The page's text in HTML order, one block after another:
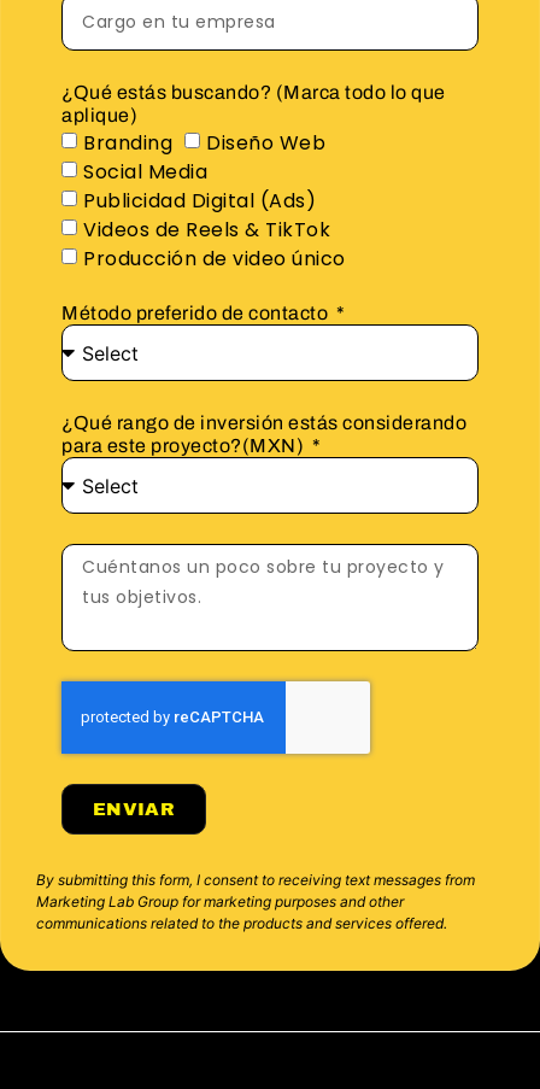
¿Qué estás buscando? (Marca todo lo que
aplique)
Branding
Diseño Web
Social Media
Publicidad Digital (Ads)
Videos de Reels & TikTok
Producción de video único
Método preferido de contacto
¿Qué rango de inversión estás considerando
para este proyecto?(MXN)
ENVIAR
By submitting this form, I consent to receiving text messages from
Marketing Lab Group for marketing purposes and other
communications related to the products and services offered.